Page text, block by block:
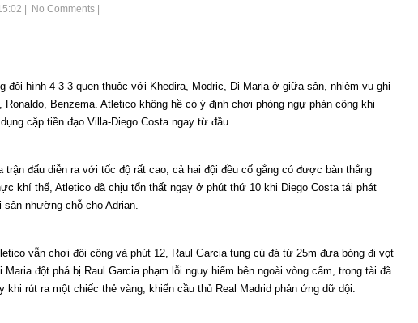
No Comments
đội hình 4-3-3 quen thuộc với Khedira, Modric, Di Maria ở giữa sân, nhiệm vụ ghi
Ronaldo, Benzema. Atletico không hề có ý định chơi phòng ngự phản công khi
cặp tiền đạo Villa-Diego Costa ngay từ đầu.
trận đấu diễn ra với tốc độ rất cao, cả hai đội đều cố gắng có được bàn thắng
khí thế, Atletico đã chịu tổn thất ngay ở phút thứ 10 khi Diego Costa tái phát
nhường chỗ cho Adrian.
vẫn chơi đôi công và phút 12, Raul Garcia tung cú đá từ 25m đưa bóng đi vọt
Maria đột phá bị Raul Garcia phạm lỗi nguy hiểm bên ngoài vòng cấm, trọng tài đã
rút ra một chiếc thẻ vàng, khiến cầu thủ Real Madrid phản ứng dữ dội.